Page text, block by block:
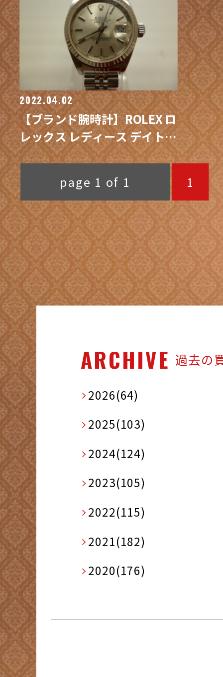
2022.04.02
【ブランド腕時計】ROLEX ロ
レックス レディース デイトジ
ャスト 買取 / 買取専門 金沢買
取プラザ
page 1 of 1 1
ARCHIVE 過去の
2026(64)
2025(103)
2024(124)
2023(105)
2022(115)
2021(182)
2020(176)